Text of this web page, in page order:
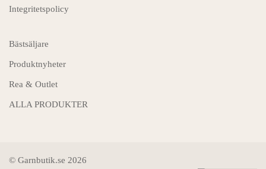
Integritetspolicy
Bästsäljare
Produktnyheter
Rea & Outlet
ALLA PRODUKTER
© Garnbutik.se 2026